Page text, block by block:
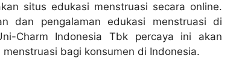
situs edukasi menstruasi secara online.
dan pengalaman edukasi menstruasi di
Charm Indonesia Tbk percaya ini akan
bagi konsumen di Indonesia.